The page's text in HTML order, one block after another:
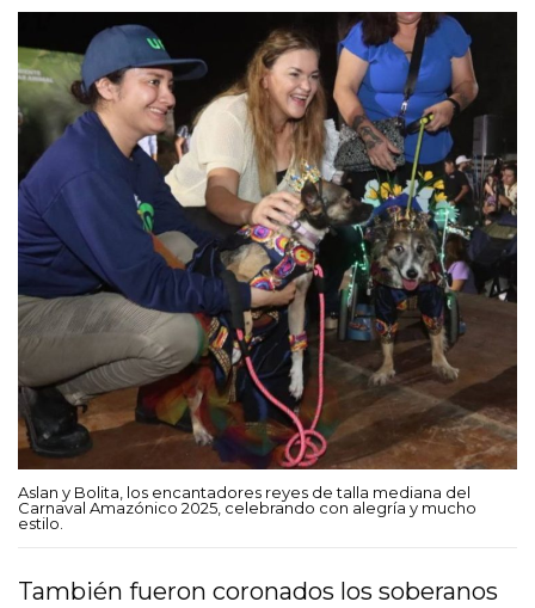
Aslan y Bolita, los encantadores reyes de talla mediana del
Carnaval Amazónico 2025, celebrando con alegría y mucho
estilo.
También fueron coronados los soberanos